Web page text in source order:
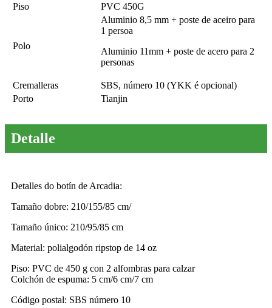
Piso
PVC 450G
Polo
Aluminio 8,5 mm + poste de aceiro para
1 persoa
Aluminio 11mm + poste de acero para 2
personas
Cremalleras
SBS, número 10 (YKK é opcional)
Porto
Tianjin
Detalle
Detalles do botín de Arcadia:
Tamaño dobre: ​​210/155/85 cm/
Tamaño único: 210/95/85 cm
Material: polialgodón ripstop de 14 oz
Piso: PVC de 450 g con 2 alfombras para calzar
Colchón de espuma: 5 cm/6 cm/7 cm
Código postal: SBS número 10